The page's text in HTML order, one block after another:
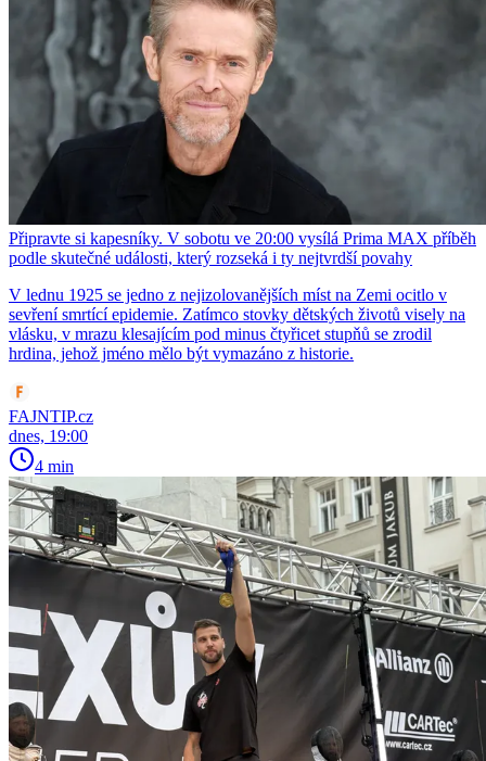
Připravte si kapesníky. V sobotu ve 20:00 vysílá Prima MAX příběh
podle skutečné události, který rozseká i ty nejtvrdší povahy
V lednu 1925 se jedno z nejizolovanějších míst na Zemi ocitlo v
sevření smrtící epidemie. Zatímco stovky dětských životů visely na
vlásku, v mrazu klesajícím pod minus čtyřicet stupňů se zrodil
hrdina, jehož jméno mělo být vymazáno z historie.
FAJNTIP.cz
dnes, 19:00
4 min